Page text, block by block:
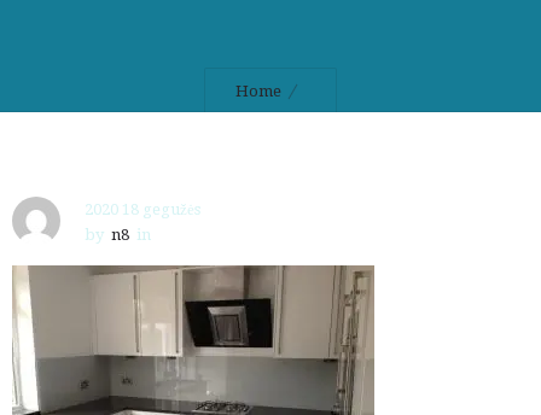
Home
2020 18 gegužės
by n8 in